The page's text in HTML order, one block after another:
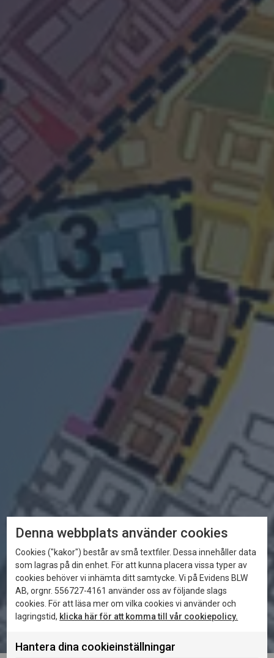
Denna webbplats använder cookies
Cookies ("kakor") består av små textfiler. Dessa innehåller data
som lagras på din enhet. För att kunna placera vissa typer av
cookies behöver vi inhämta ditt samtycke. Vi på Evidens BLW
AB, orgnr. 556727-4161 använder oss av följande slags
cookies. För att läsa mer om vilka cookies vi använder och
lagringstid, klicka här för att komma till vår cookiepolicy.
Hantera dina cookieinställningar